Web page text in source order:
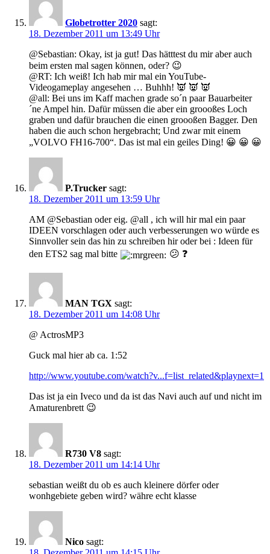
Globetrotter 2020 sagt:
18. Dezember 2011 um 13:49 Uhr
@Sebastian: Okay, ist ja gut! Das hätttest du mir aber auch
beim ersten mal sagen können, oder? 😉
@RT: Ich weiß! Ich hab mir mal ein YouTube-
Videogameplay angesehen … Buhhh! 👿 👿 👿
@all: Bei uns im Kaff machen grade so´n paar Bauarbeiter
´ne Ampel hin. Dafür müssen die aber ein groooßes Loch
graben und dafür brauchen die einen groooßen Bagger. Den
haben die auch schon hergebracht; Und zwar mit einem
„VOLVO FH16-700“. Das ist mal ein geiles Ding! 😀 😀 😀
P.Trucker sagt:
18. Dezember 2011 um 13:59 Uhr
AM @Sebastian oder eig. @all , ich will hir mal ein paar
IDEEN vorschlagen oder auch verbesserungen wo würde es
Sinnvoller sein das hin zu schreiben hir oder bei : Ideen für
den ETS2 sag mal bitte
😕 ❓
MAN TGX sagt:
18. Dezember 2011 um 14:08 Uhr
@ ActrosMP3
Guck mal hier ab ca. 1:52
http://www.youtube.com/watch?v...f=list_related&playnext=1
Das ist ja ein Iveco und da ist das Navi auch auf und nicht im
Amaturenbrett 😉
R730 V8 sagt:
18. Dezember 2011 um 14:14 Uhr
sebastian weißt du ob es auch kleinere dörfer oder
wonhgebiete geben wird? währe echt klasse
Nico sagt: